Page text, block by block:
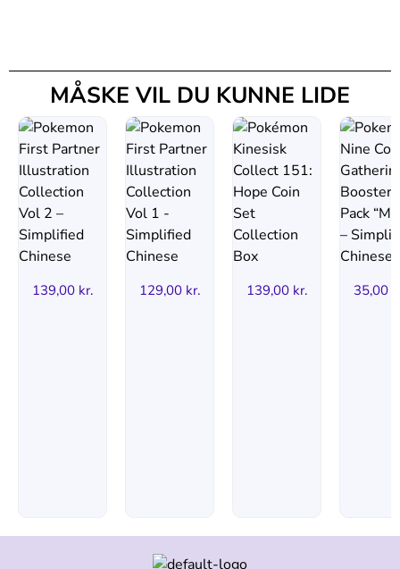
MÅSKE VIL DU KUNNE LIDE
139,00 kr. 129,00 kr. 139,00 kr. 35,00